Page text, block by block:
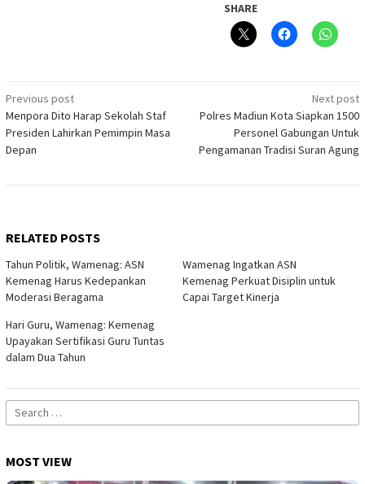
SHARE
Post
navigation
Previous post
Menpora Dito Harap Sekolah Staf
Presiden Lahirkan Pemimpin Masa
Depan
Next post
Polres Madiun Kota Siapkan 1500
Personel Gabungan Untuk
Pengamanan Tradisi Suran Agung
RELATED POSTS
Tahun Politik, Wamenag: ASN
Kemenag Harus Kedepankan
Moderasi Beragama
Wamenag Ingatkan ASN
Kemenag Perkuat Disiplin untuk
Capai Target Kinerja
Hari Guru, Wamenag: Kemenag
Upayakan Sertifikasi Guru Tuntas
dalam Dua Tahun
Search
for:
MOST VIEW